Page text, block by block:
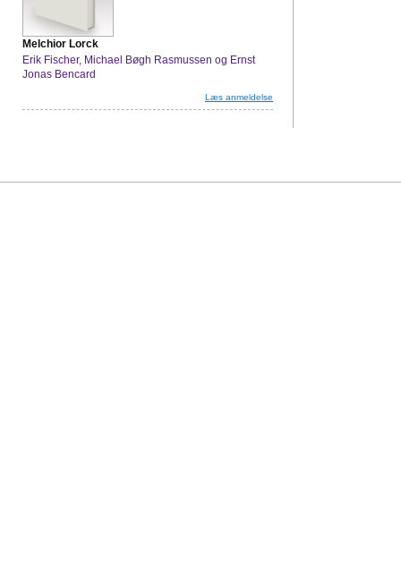
Melchior Lorck
Erik Fischer, Michael Bøgh Rasmussen og Ernst
Jonas Bencard
Læs anmeldelse